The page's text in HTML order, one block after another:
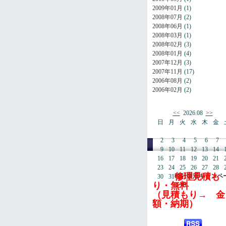
2009年01月 (1)
2008年07月 (2)
2008年06月 (1)
2008年03月 (1)
2008年02月 (3)
2008年01月 (4)
2007年12月 (3)
2007年11月 (17)
2006年08月 (2)
2006年02月 (2)
<< 2026.08 >>
日
2
9
16
23
30
月
3
10
17
24
31
火
4
11
18
25
水
5
12
19
26
木
6
13
20
27
金
7
14
21
28
時計復活キャンペ
ン中
修理見積も
り・無料
（見積もり→ 金
額・納期）